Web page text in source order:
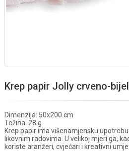
Krep papir Jolly crveno-
Dimenzija: 50x200 cm
Težina: 28 g
Krep papir ima višenamjensku
likovnim radovima. U velikoj mjeri ga,
koriste aranžeri, cvjećari i kreativni